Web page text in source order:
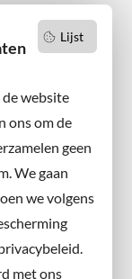
Lijst
website
ons om de
geen
We gaan
we volgens
met ons